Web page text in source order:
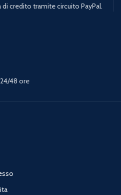
credito tramite circuito PayPal.
48 ore